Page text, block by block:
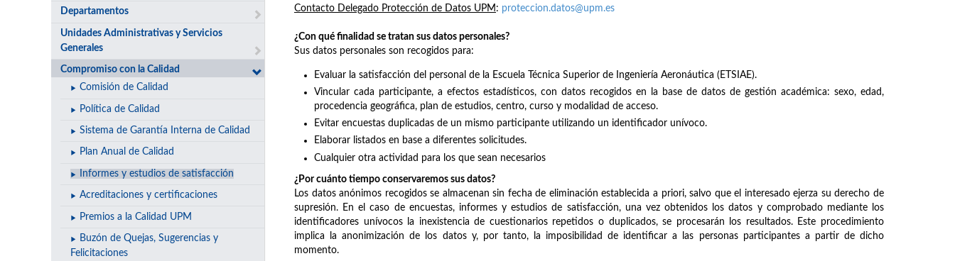
Departamentos
Unidades Administrativas y Servicios
Generales
Compromiso con la Calidad
Comisión de Calidad
Política de Calidad
Sistema de Garantía Interna de Calidad
Plan Anual de Calidad
Informes y estudios de satisfacción
Acreditaciones y certificaciones
Premios a la Calidad UPM
Buzón de Quejas, Sugerencias y
Felicitaciones
Contacto Delegado Protección de Datos UPM : proteccion.datos@upm.es
¿Con qué finalidad se tratan sus datos personales?
Sus datos personales son recogidos para:
Evaluar la satisfacción del personal de la Escuela Técnica Superior de Ingeniería Aeronáutica (ETSIAE).
Vincular cada participante, a efectos estadísticos, con datos recogidos en la base de datos de gestión académica: sexo, edad,
procedencia geográfica, plan de estudios, centro, curso y modalidad de acceso.
Evitar encuestas duplicadas de un mismo participante utilizando un identificador unívoco.
Elaborar listados en base a diferentes solicitudes.
Cualquier otra actividad para los que sean necesarios
¿Por cuánto tiempo conservaremos sus datos?
Los datos anónimos recogidos se almacenan sin fecha de eliminación establecida a priori, salvo que el interesado ejerza su derecho de
supresión. En el caso de encuestas, informes y estudios de satisfacción, una vez obtenidos los datos y comprobado mediante los
identificadores unívocos la inexistencia de cuestionarios repetidos o duplicados, se procesarán los resultados. Este procedimiento
implica la anonimización de los datos y, por tanto, la imposibilidad de identificar a las personas participantes a partir de dicho
momento.